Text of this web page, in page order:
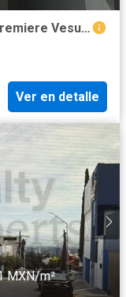
Casas en Venta en cumbres elite premiere Vesubio
Ver en detalle
MXN/m²